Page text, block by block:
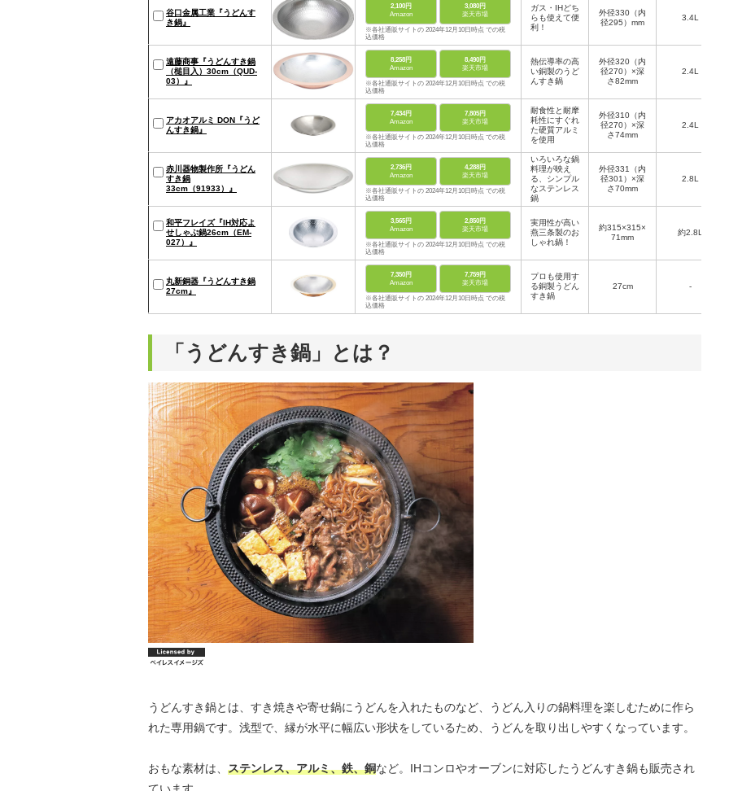
谷口金属工業『うどんす
き鍋』
2,100円
Amazon
3,080円
楽天市場
※各社通販サイトの 2024年12月10日時点 での税
込価格
ガス・IHどち
らも使えて便
利！
外径330（内
径295）mm
3.4L
遠藤商事『うどんすき鍋
（槌目入）30cm（QUD-
03）』
8,258円
Amazon
8,490円
楽天市場
※各社通販サイトの 2024年12月10日時点 での税
込価格
熱伝導率の高
い銅製のうど
んすき鍋
外径320（内
径270）×深
さ82mm
2.4L
アカオアルミ DON『うど
んすき鍋』
7,434円
Amazon
7,805円
楽天市場
※各社通販サイトの 2024年12月10日時点 での税
込価格
耐食性と耐摩
耗性にすぐれ
た硬質アルミ
を使用
外径310（内
径270）×深
さ74mm
2.4L
赤川器物製作所『うどん
すき鍋
33cm（91933）』
2,736円
Amazon
4,288円
楽天市場
※各社通販サイトの 2024年12月10日時点 での税
込価格
いろいろな鍋
料理が映え
る、シンプル
なステンレス
鍋
外径331（内
径301）×深
さ70mm
2.8L
和平フレイズ『IH対応よ
せしゃぶ鍋26cm（EM-
027）』
3,565円
Amazon
2,850円
楽天市場
※各社通販サイトの 2024年12月10日時点 での税
込価格
実用性が高い
燕三条製のお
しゃれ鍋！
約315×315×
71mm
約2.8L
丸新銅器『うどんすき鍋
27cm』
7,350円
Amazon
7,759円
楽天市場
※各社通販サイトの 2024年12月10日時点 での税
込価格
プロも使用す
る銅製うどん
すき鍋
27cm -
「うどんすき鍋」とは？
うどんすき鍋とは、すき焼きや寄せ鍋にうどんを入れたものなど、うどん入りの鍋料理を楽しむために作ら
れた専用鍋です。浅型で、縁が水平に幅広い形状をしているため、うどんを取り出しやすくなっています。
おもな素材は、 ステンレス、アルミ、鉄、銅など。IHコンロやオーブンに対応したうどんすき鍋も販売され